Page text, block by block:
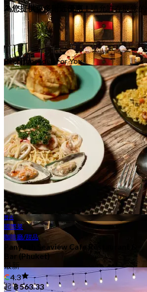
家庭友好
78 分店
酒店餐廳
67 分店
為您提供更多附近優惠！請允許存取您
Recommended For You
普吉
國際菜
咖啡廳/甜品
Panyaah Seaview Cafe Restaurant &
Bar (Phuket)
最新
4.3
起฿ 563.33